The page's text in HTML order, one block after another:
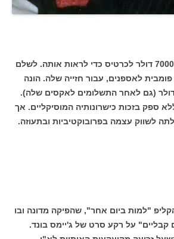
אנשים מוכנים לשלם 7000 דולר לכרטיס כדי לראות אותה. לשלם
פומבית לאספנים, עבור חזייה שלה. הונה
(גם לאחר התשלומים לאקסים שלה).
ספק בזכות כישרונותיה המוסיקליים. אך
לשווק עצמה בפרובוקטיביות ובתעוזה.
"למות ביום אחר", שהפיקה מדונה ובו
על רקע סרט של ג'יימס בונד.